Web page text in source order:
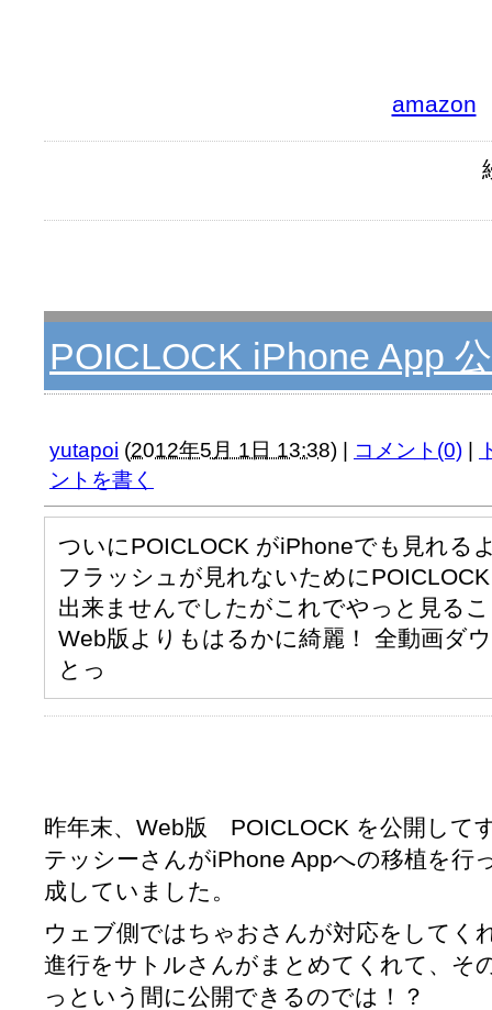
amazon
POICLOCK iPhone App
yutapoi (2012年5月 1日 13:38) | コメント(0) |
ントを書く
ついにPOICLOCK がiPhoneでも見れる
フラッシュが見れないために
出来ませんでしたがこれでやっと見る
Web版よりもはるかに綺麗！ 全動画ダ
とっ
昨年末、Web版 POICLOCK を公開して
テッシーさんがiPhone Appへの移植を行
成していました。
ウェブ側ではちゃおさんが対応をしてく
進行をサトルさんがまとめてくれて、そ
っという間に公開できるのでは！？